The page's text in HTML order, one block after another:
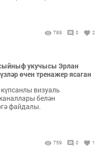
789 0 2
укучысы Эрлан
өчен тренажер ясаган
визуаль
белән
файдалы.
759 0 1